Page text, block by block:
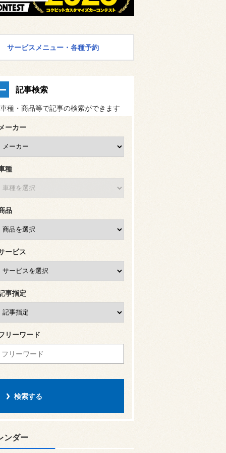
サービスメニュー・各種予約
記事検索
種・商品等で記事の検索ができます
ーカー
種
品
ービス
事指定
リーワード
ンダー